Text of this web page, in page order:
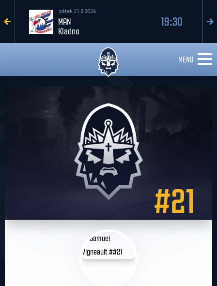
pátek 21.8.2026
MAN
Kladno
19:30
MENU
#21